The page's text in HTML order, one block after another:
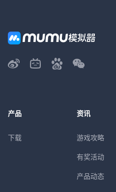
产品
下载
资讯
游戏攻略
有奖活动
产品动态